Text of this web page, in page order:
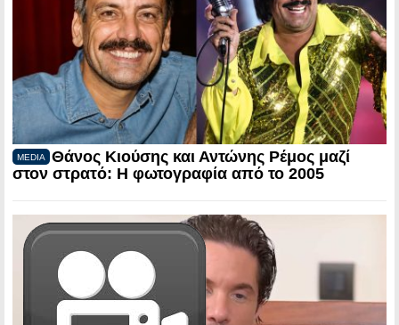
MEDIA
Θάνος Κιούσης και Αντώνης Ρέμος μαζί
στον στρατό: Η φωτογραφία από το 2005